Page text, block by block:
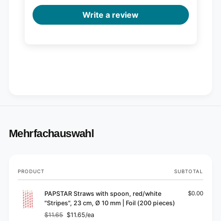
Write a review
Mehrfachauswahl
Your
cart
PRODUCT SUBTOTAL
PAPSTAR Straws with spoon, red/white
"Stripes", 23 cm, Ø 10 mm | Foil (200 pieces)
Regular
$11.65
Sale $11.65/ea
$0.00